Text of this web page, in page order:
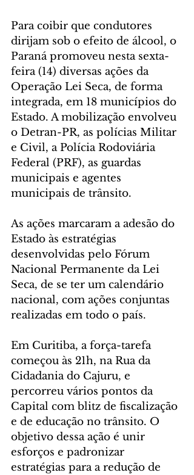
Para coibir que condutores
dirijam sob o efeito de álcool, o
Paraná promoveu nesta sexta-
feira (14) diversas ações da
Operação Lei Seca, de forma
integrada, em 18 municípios do
Estado. A mobilização envolveu
o Detran-PR, as polícias Militar
e Civil, a Polícia Rodoviária
Federal (PRF), as guardas
municipais e agentes
municipais de trânsito.
As ações marcaram a adesão do
Estado às estratégias
desenvolvidas pelo Fórum
Nacional Permanente da Lei
Seca, de se ter um calendário
nacional, com ações conjuntas
realizadas em todo o país.
Em Curitiba, a força-tarefa
começou às 21h, na Rua da
Cidadania do Cajuru, e
percorreu vários pontos da
Capital com blitz de fiscalização
e de educação no trânsito. O
objetivo dessa ação é unir
esforços e padronizar
estratégias para a redução de